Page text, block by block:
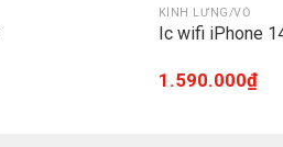
KÍNH LƯNG/VỎ
Ic wifi iPhone
1.590.000₫